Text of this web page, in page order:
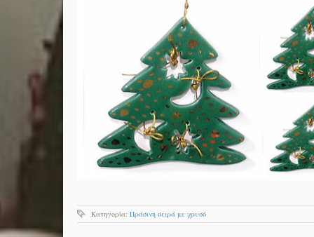
Κατηγορία: Πράσινη σειρά με χρυσό